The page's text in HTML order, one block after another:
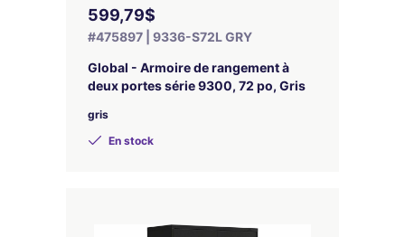
599,79$
#475897 | 9336-S72L GRY
Global - Armoire de rangement à
deux portes série 9300, 72 po, Gris
gris
En stock